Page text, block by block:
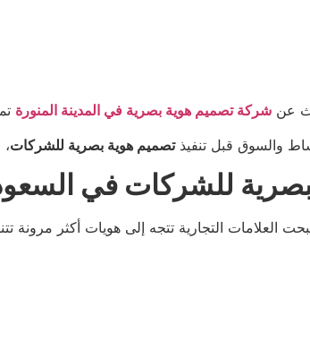
عن شركة تصميم هوية بصرية في المدينة المنورة
والسوق قبل تنفيذتصميم هوية بصرية للشركات
للشركات في السعودية
العلامات التجارية تتجه إلى هويات أكثر مرونة